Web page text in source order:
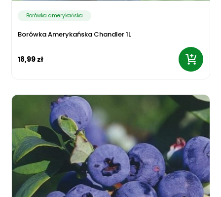
Borówka amerykańska
Borówka Amerykańska Chandler 1L
18,99 zł